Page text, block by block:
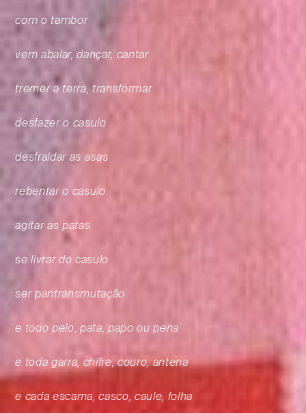
com o tambor
vem abalar, dançar, cantar
tremer a terra, transformar
desfazer o casulo
desfraldar as asas
rebentar o casulo
agitar as patas
se livrar do casulo
ser pantransmutação
e todo pelo, pata, papo ou pena
e toda garra, chifre, couro, antena
e cada escama, casco, caule, folha